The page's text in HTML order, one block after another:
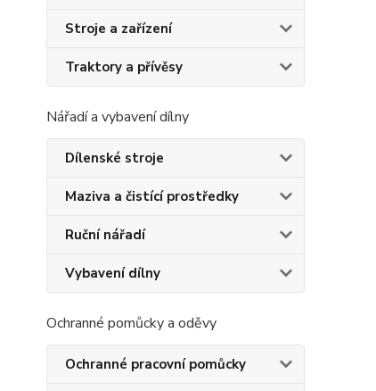
Stroje a zařízení
Traktory a přívěsy
Nářadí a vybavení dílny
Dílenské stroje
Maziva a čistící prostředky
Ruční nářadí
Vybavení dílny
Ochranné pomůcky a oděvy
Ochranné pracovní pomůcky